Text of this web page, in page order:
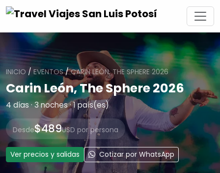
INICIO /EVENTOS/CARIN LEÓN, THE SPHERE 2026
Carin León, The Sphere 2026
4 días · 3 noches · 1 país(es)
Desde$489USD por persona
Ver precios y salidas Cotizar por WhatsApp